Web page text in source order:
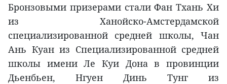
Бронзовыми призерами стали Фан Тхань Хи
из Ханойско-Амстердамской
специализированной средней школы, Чан
Ань Куан из Специализированной средней
школы имени Ле Куи Дона в провинции
Дьенбьен, Нгуен Динь Тунг из